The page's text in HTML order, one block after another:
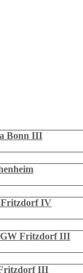
Bonn III
IV
Fritzdorf III
III